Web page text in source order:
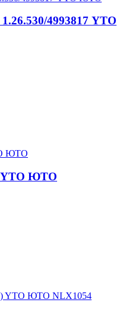
4993817 YTO
YTO ЮТО